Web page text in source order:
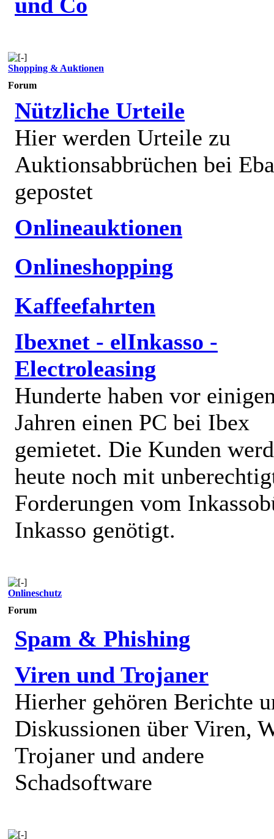
Shopping & Auktionen
Forum
Nützliche Urteile
Hier werden Urteile zu
Auktionsabbrüchen bei
gepostet
Onlineauktionen
Onlineshopping
Kaffeefahrten
Ibexnet - elInkasso -
Electroleasing
Hunderte haben vor
Jahren einen PC bei Ibex
gemietet. Die Kunden
heute noch mit
Forderungen vom
Inkasso genötigt.
Onlineschutz
Forum
Spam & Phishing
Viren und Trojaner
Hierher gehören Berichte
Diskussionen über Viren,
Trojaner und andere
Schadsoftware